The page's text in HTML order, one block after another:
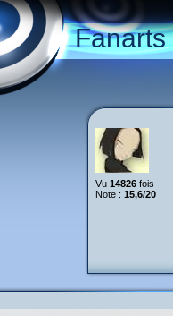
Fanarts
Vu 14826fois
Note : 15,6/20